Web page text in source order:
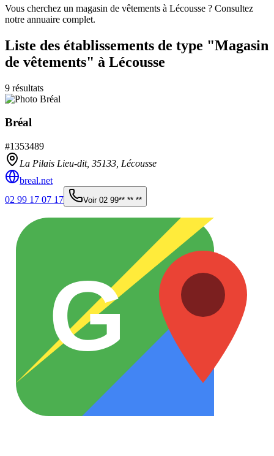
Vous cherchez un magasin de vêtements à Lécousse ? Consultez
notre annuaire complet.
Liste des établissements de type "Magasin
de vêtements" à Lécousse
9 résultats
Bréal
#1353489
La Pilais Lieu-dit, 35133 Lécousse
breal.net
02 99 17 07 17
Voir 02 99** ** **
G